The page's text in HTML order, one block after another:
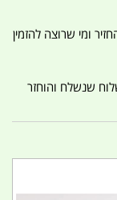
ומי שרוצה להזמין
שנשלח והוחזר